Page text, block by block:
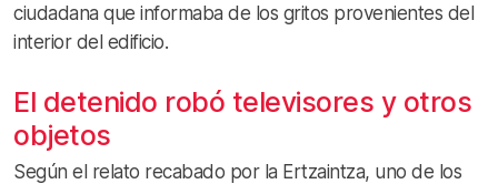
ciudadana que informaba de los gritos provenientes del
interior del edificio.
El detenido robó televisores y otros
objetos
Según el relato recabado por la Ertzaintza, uno de los